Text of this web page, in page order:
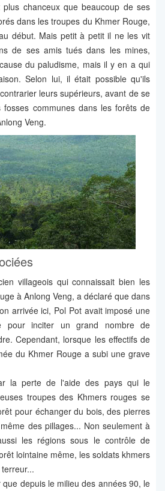
chanceux que beaucoup de ses
dans les troupes du Khmer Rouge,
début. Mais petit à petit il ne les vit
de ses amis tués dans les mines,
du paludisme, mais il y en a qui
Selon lui, il était possible qu'ils
leurs supérieurs, avant de se
communes dans les forêts de
Veng.
villageois qui connaissait bien les
à Anlong Veng, a déclaré que dans
arrivée ici, Pol Pot avait imposé une
pour inciter un grand nombre de
Cependant, lorsque les effectifs de
du Khmer Rouge a subi une grave
la perte de l'aide des pays qui le
troupes des Khmers rouges se
pour échanger du bois, des pierres
des pillages... Non seulement à
les régions sous le contrôle de
lointaine même, les soldats khmers
depuis le milieu des années 90, le